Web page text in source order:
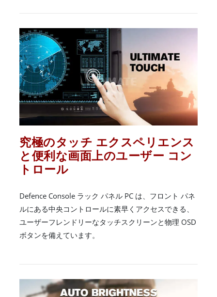
究極のタッチ エクスペリエンス
と便利な画面上のユーザー コン
トロール
Defence Console ラック パネル PC は、フロント パネ
ルにある中央コントロールに素早くアクセスできる、
ユーザーフレンドリーなタッチスクリーンと物理 OSD
ボタンを備えています。